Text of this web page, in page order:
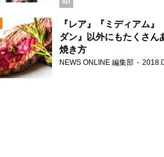
『レア』『ミディアム』
ダン』以外にもたくさん
焼き方
NEWS ONLINE 編集部